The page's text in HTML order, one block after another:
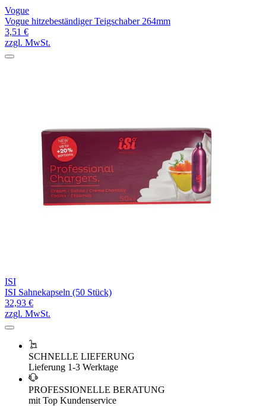
Vogue
Vogue hitzebeständiger Teigschaber 264mm
3,51 €
zzgl. MwSt.
ISI
ISI Sahnekapseln (50 Stück)
32,93 €
zzgl. MwSt.
SCHNELLE LIEFERUNG
Lieferung 1-3 Werktage
PROFESSIONELLE BERATUNG
mit Top Kundenservice